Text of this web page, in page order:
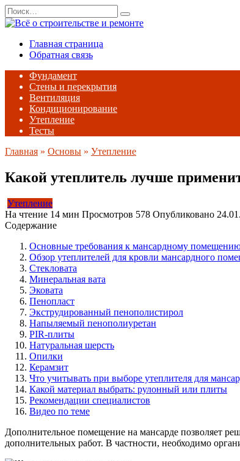
Перейти
к
содержанию
Search
for:
Главная страница
Обратная связь
Фундамент
Стены и перекрытия
Вентиляция
Кондиционирование
Утепление
Тесты
Главная » Основы » Утепление
Какой утеплитель лучше
Утепление
На чтение 14 мин Просмотров 578 Опубликовано
Содержание
Основные требования к мансардному
Обзор утеплителей для кровли мансардного
Стекловата
Минеральная вата
Эковата
Пенопласт
Экструдированный пенополистирол
Напыляемый пенополиуретан
PIR-плиты
Натуральная шерсть
Опилки
Керамзит
Что учитывать при выборе утеплителя для
Какой материал выбрать: рулонный или плиты
Рекомендации специалистов
Видео по теме
Дополнительное помещение на мансарде позволяет
дополнительных работ. В частности, необходимо